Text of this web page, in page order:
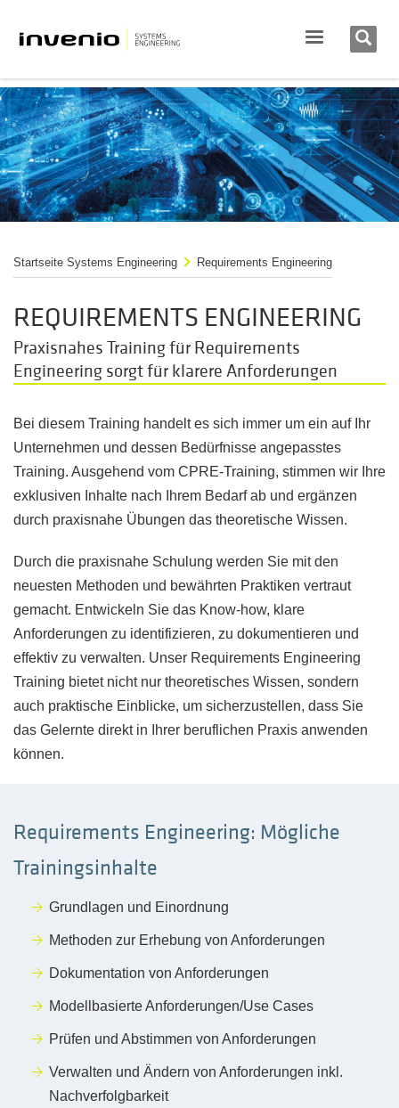
Startseite Systems Engineering Requirements Engineering
REQUIREMENTS ENGINEERING
Praxisnahes Training für Requirements
Engineering sorgt für klarere Anforderungen
Bei diesem Training handelt es sich immer um ein auf Ihr
Unternehmen und dessen Bedürfnisse angepasstes
Training. Ausgehend vom CPRE-Training, stimmen wir Ihre
exklusiven Inhalte nach Ihrem Bedarf ab und ergänzen
durch praxisnahe Übungen das theoretische Wissen.
Durch die praxisnahe Schulung werden Sie mit den
neuesten Methoden und bewährten Praktiken vertraut
gemacht. Entwickeln Sie das Know-how, klare
Anforderungen zu identifizieren, zu dokumentieren und
effektiv zu verwalten. Unser Requirements Engineering
Training bietet nicht nur theoretisches Wissen, sondern
auch praktische Einblicke, um sicherzustellen, dass Sie
das Gelernte direkt in Ihrer beruflichen Praxis anwenden
können.
Requirements Engineering: Mögliche
Trainingsinhalte
Grundlagen und Einordnung
Methoden zur Erhebung von Anforderungen
Dokumentation von Anforderungen
Modellbasierte Anforderungen/Use Cases
Prüfen und Abstimmen von Anforderungen
Verwalten und Ändern von Anforderungen inkl.
Nachverfolgbarkeit